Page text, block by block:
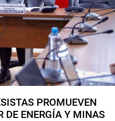
PROMUEVEN
DE ENERGÍA Y MINAS